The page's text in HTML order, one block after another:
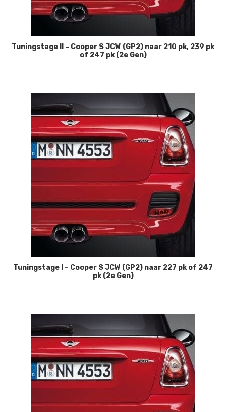
Tuningstage II – Cooper S JCW (GP2) naar 210 pk, 239 pk
of 247 pk (2e Gen)
Tuningstage I – Cooper S JCW (GP2) naar 227 pk of 247
pk (2e Gen)